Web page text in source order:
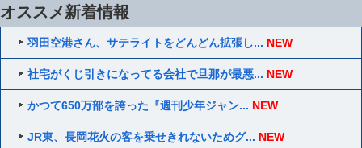
オススメ新着情報
羽田空港さん、サテライトをどんどん拡張し... NEW
社宅がくじ引きになってる会社で旦那が最悪... NEW
かつて650万部を誇った『週刊少年ジャン... NEW
JR東、長岡花火の客を乗せきれないためグ... NEW